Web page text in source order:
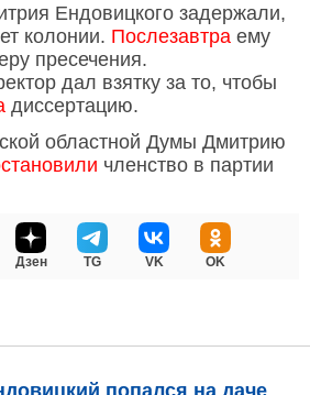
Ендовицкого задержали,
колонии. Послезавтра ему
пресечения.
дал взятку за то, чтобы
диссертацию.
областной Думы Дмитрию
членство в партии
Дзен TG VK OK
попался на даче